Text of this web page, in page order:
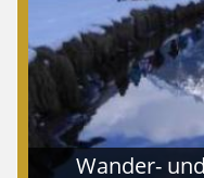
Wander-